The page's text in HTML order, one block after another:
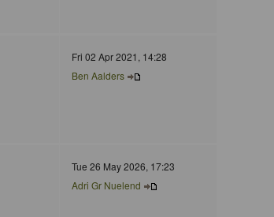
Fri 02 Apr 2021, 14:28
Ben Aalders
Tue 26 May 2026, 17:23
Adri Gr Nuelend